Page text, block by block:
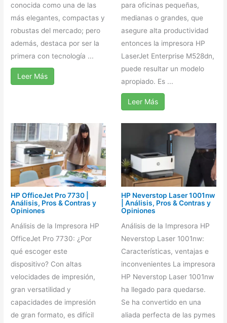
conocida como una de las
más elegantes, compactas y
robustas del mercado; pero
además, destaca por ser la
primera con tecnología ...
Leer Más
para oficinas pequeñas,
medianas o grandes, que
asegure alta productividad
entonces la impresora HP
LaserJet Enterprise M528dn,
puede resultar un modelo
apropiado. Es ...
Leer Más
HP OfficeJet Pro 7730 |
Análisis, Pros & Contras y
Opiniones
Análisis de la Impresora HP
OfficeJet Pro 7730: ¿Por
qué escoger este
dispositivo? Con altas
velocidades de impresión,
gran versatilidad y
capacidades de impresión
de gran formato, es difícil
HP Neverstop Laser 1001nw
| Análisis, Pros & Contras y
Opiniones
Análisis de la Impresora HP
Neverstop Laser 1001nw:
Características, ventajas e
inconvenientes La impresora
HP Neverstop Laser 1001nw
ha llegado para quedarse.
Se ha convertido en una
aliada perfecta de las pymes